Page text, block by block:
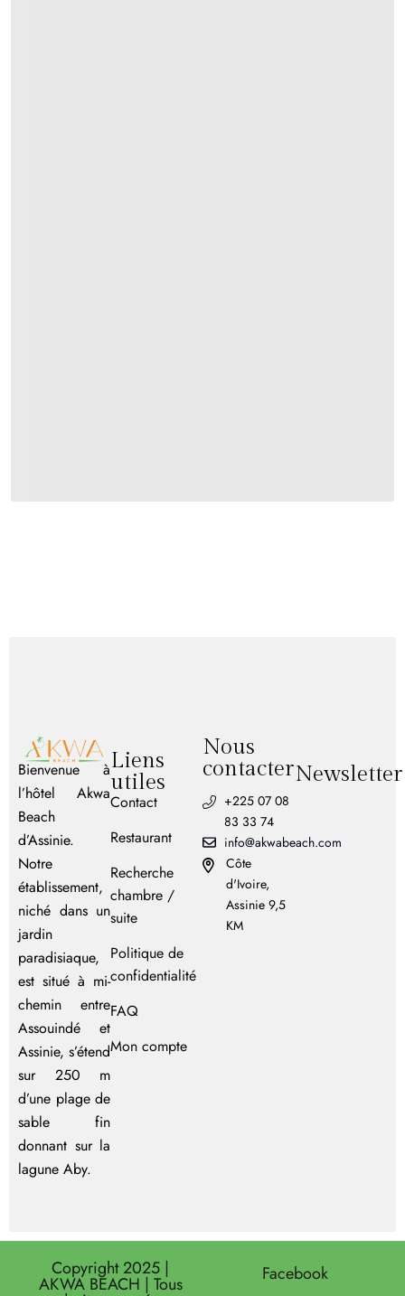
Bienvenue à
l’hôtel Akwa
Beach
d’Assinie.
Notre
établissement,
niché dans un
jardin
paradisiaque,
est situé à mi-
chemin entre
Assouindé et
Assinie, s’étend
sur 250 m
d’une plage de
sable fin
donnant sur la
lagune Aby.
Liens
utiles
Contact
Restaurant
Recherche
chambre /
suite
Politique de
confidentialité
FAQ
Mon compte
Nous
contacter
+225 07 08
83 33 74
info@akwabeach.com
Côte
d'Ivoire,
Assinie 9,5
KM
Newsletter
Copyright 2025 |
AKWA BEACH | Tous Facebook